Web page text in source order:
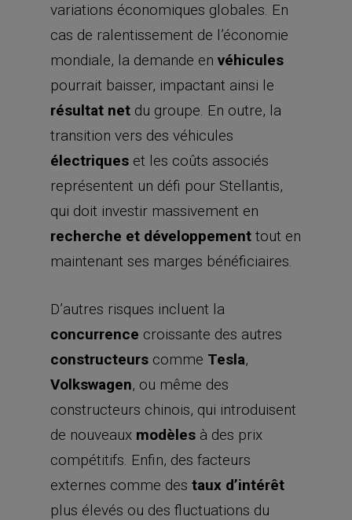
variations économiques globales. En
cas de ralentissement de l’économie
mondiale, la demande envéhicules
pourrait baisser, impactant ainsi le
résultat net du groupe. En outre, la
transition vers des véhicules
électriques et les coûts associés
représentent un défi pour Stellantis,
qui doit investir massivement en
recherche et développement tout en
maintenant ses marges bénéficiaires.
D’autres risques incluent la
concurrence croissante des autres
constructeurs comme Tesla,
Volkswagen, ou même des
constructeurs chinois, qui introduisent
de nouveaux modèles à des prix
compétitifs. Enfin, des facteurs
externes comme destaux d’intérêt
plus élevés ou des fluctuations du